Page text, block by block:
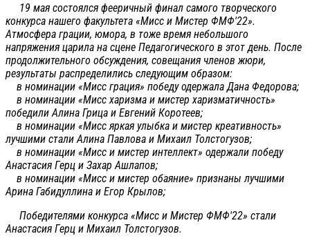
19 мая состоялся фееричный финал самого творческого
конкурса нашего факультета «Мисс и Мистер ФМФ'22».
Атмосфера грации, юмора, в тоже время небольшого
напряжения царила на сцене Педагогического в этот день. После
продолжительного обсуждения, совещания членов жюри,
результаты распределились следующим образом:
в номинации «Мисс грация» победу одержала Дана Федорова;
в номинации «Мисс харизма и мистер харизматичность»
победили Алина Грица и Евгений Коротеев;
в номинации «Мисс яркая улыбка и мистер креативность»
лучшими стали Алина Павлова и Михаил Толстогузов;
в номинации «Мисс и мистер интеллект» одержали победу
Анастасия Герц и Захар Ашлапов;
в номинации «Мисс и мистер обаяние» признаны лучшими
Арина Габидуллина и Егор Крылов;
Победителями конкурса «Мисс и Мистер ФМФ'22» стали
Анастасия Герц и Михаил Толстогузов.